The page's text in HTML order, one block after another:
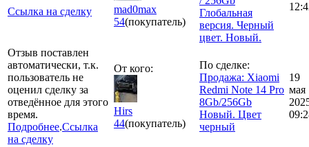
Ссылка на сделку
mad0max
54(покупатель)
Глобальная
версия. Черный
цвет. Новый.
Отзыв поставлен
автоматически, т.к.
пользователь не
оценил сделку за
отведённое для этого
время.
Подробнее.Ссылка
на сделку
От кого:
Hirs
44(покупатель)
По сделке:
Продажа: Xiaomi
Redmi Note 14 Pro
8Gb/256Gb
Новый. Цвет
черный
19
мая